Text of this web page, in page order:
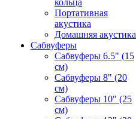
кольца
Портативная
акустика
Домашняя акустика
Сабвуферы
Сабвуферы 6.5" (15
см)
Сабвуферы 8" (20
см)
Сабвуферы 10" (25
см)